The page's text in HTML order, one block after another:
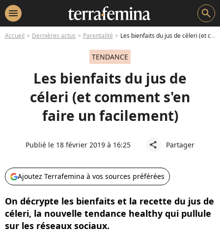
menu search
Accueil Dernières actus Parentalité Les bienfaits du jus de céleri (et comment s'en faire un facilement)
TENDANCE
Les bienfaits du jus de
céleri (et comment s'en
faire un facilement)
Publié le 18 février 2019 à 16:25 share Partager
Ajoutez Terrafemina à vos sources préférées
On décrypte les bienfaits et la recette du jus de
céleri, la nouvelle tendance healthy qui pullule
sur les réseaux sociaux.